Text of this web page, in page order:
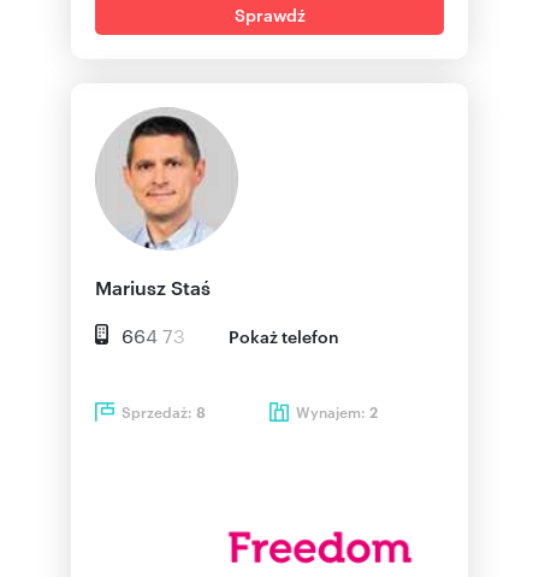
Sprawdź
Mariusz Staś
664 73 Pokaż telefon
Sprzedaż: 8 Wynajem: 2